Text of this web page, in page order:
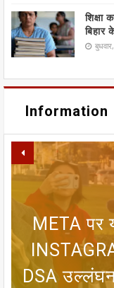
शिक्षा
Information
SIR
रजिस्ट्रेशन
आसान
META पर
DSA
जन्म
नागरिक
मानसून
तक आंधी-
सीतामढ़ी
गंदा नाले